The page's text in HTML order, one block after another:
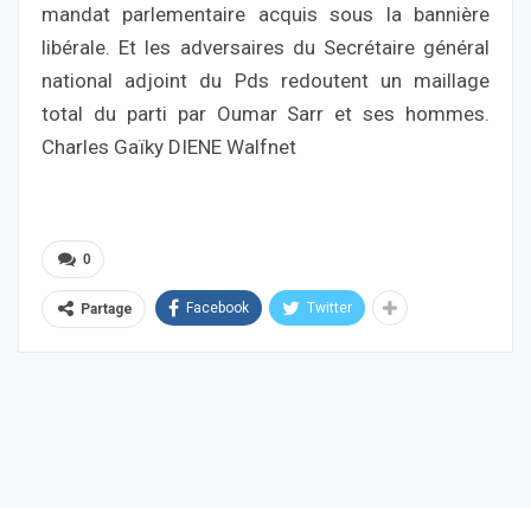
mandat parlementaire acquis sous la bannière
libérale. Et les adversaires du Secrétaire général
national adjoint du Pds redoutent un maillage
total du parti par Oumar Sarr et ses hommes.
Charles Gaïky DIENE Walfnet
0
Partage Facebook Twitter